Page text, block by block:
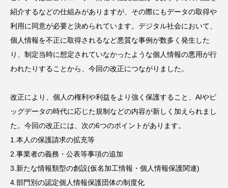
紹介するなどの仕組みがありますが、その際にもデータの取得や
利用に同意が必要と決められています。デジタル社会において、
個人情報を不正に取得されるなど悪質な事例が数多く発生した
り、制定当時に想定されていなかったような個人情報の悪用が行
われたりすることから、今回の改正につながりました。
改正により、個人の権利や利益をより強く保護すること、AIやビ
ッグデータの時代に応じた規制などの内容が新しく加えられまし
た。今回の改正には、次の6つのポイントがあります。
1.本人の保護請求の拡充等
2.事業者の義務・公表等事項の追加
3.新たな情報類型の創設(仮名加工情報・個人情報保護関連)
4.部門別の認定個人情報保護団体の制度化